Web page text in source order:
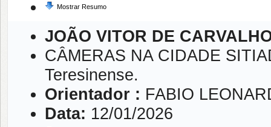
Mostrar Resumo
JOÃO VITOR DE
CÂMERAS NA CIDADE
Teresinense.
Orientador : FABIO
Data: 12/01/2026